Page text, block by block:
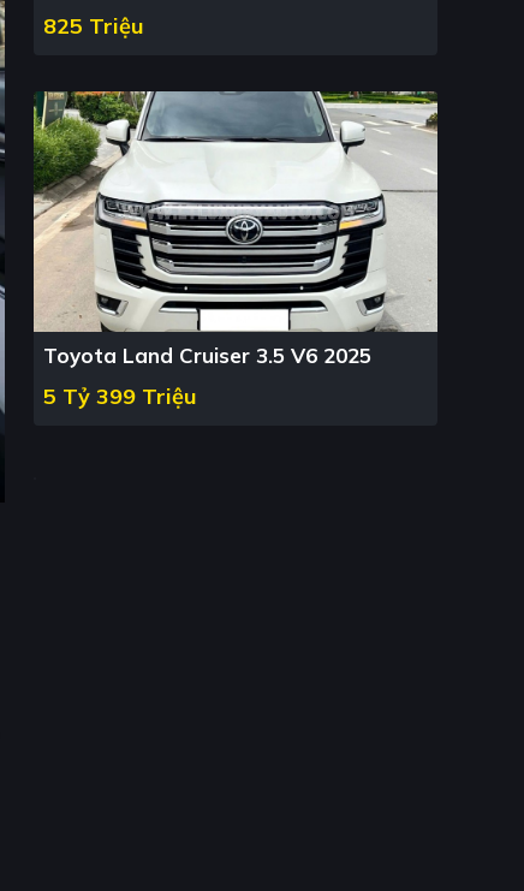
825 Triệu
Toyota Land Cruiser 3.5 V6 2025
5 Tỷ 399 Triệu